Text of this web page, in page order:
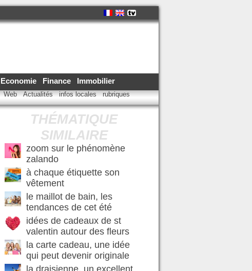
Economie Finance Immobilier
Web Actualités infos locales rubriques
THÉMATIQUE
SIMILAIRE
zoom sur le phénomène
zalando
à chaque étiquette son
vêtement
le maillot de bain, les
tendances de cet été
idées de cadeaux de st
valentin autour des fleurs
la carte cadeau, une idée
qui peut devenir originale